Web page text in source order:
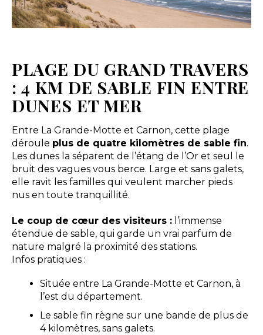
PLAGE DU GRAND TRAVERS
: 4 KM DE SABLE FIN ENTRE
DUNES ET MER
Entre La Grande-Motte et Carnon, cette plage
déroule plus de quatre kilomètres de sable fin.
Les dunes la séparent de l’étang de l’Or et seul le
bruit des vagues vous berce. Large et sans galets,
elle ravit les familles qui veulent marcher pieds
nus en toute tranquillité.
Le coup de cœur des visiteurs :l’immense
étendue de sable, qui garde un vrai parfum de
nature malgré la proximité des stations.
Infos pratiques :
Située entre La Grande-Motte et Carnon, à
l’est du département.
Le sable fin règne sur une bande de plus de
4 kilomètres, sans galets.